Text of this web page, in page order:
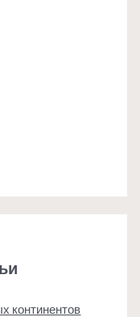
континентов